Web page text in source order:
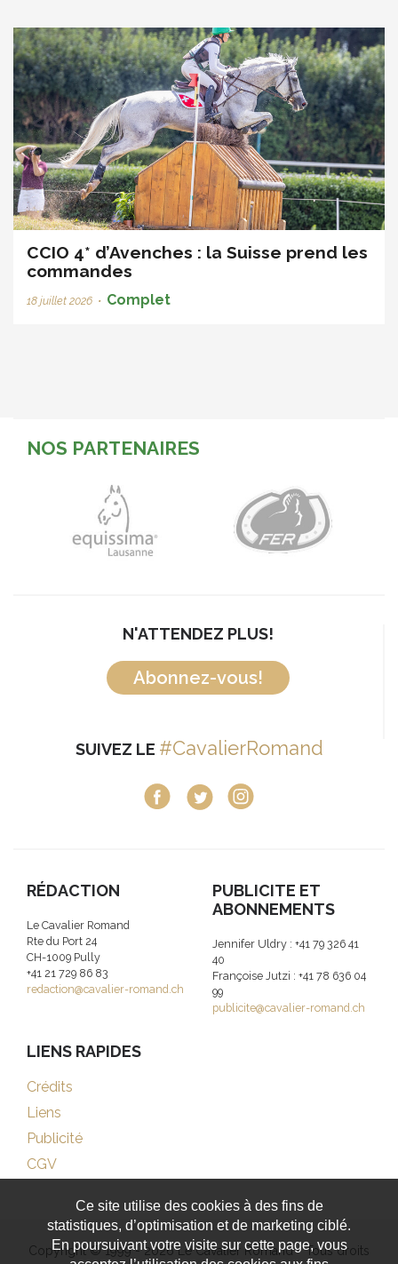
CCIO 4* d’Avenches : la Suisse prend les
commandes
18 juillet 2026 • Complet
NOS PARTENAIRES
N'ATTENDEZ PLUS!
Abonnez-vous!
SUIVEZ LE #CavalierRomand
RÉDACTION
Le Cavalier Romand
Rte du Port 24
CH-1009 Pully
+41 21 729 86 83
redaction@cavalier-romand.ch
PUBLICITE ET
ABONNEMENTS
Jennifer Uldry : +41 79 326 41
40
Françoise Jutzi : +41 78 636 04
99
publicite@cavalier-romand.ch
LIENS RAPIDES
Crédits
Liens
Publicité
CGV
Copyright © 1999 - 2026 Le Cavalier Romand - Tous droits
Ce site utilise des cookies à des fins de
statistiques, d’optimisation et de marketing ciblé.
En poursuivant votre visite sur cette page, vous